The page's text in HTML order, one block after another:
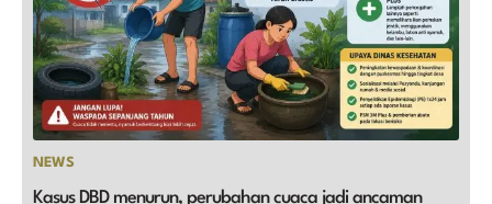
NEWS
Kasus DBD menurun, perubahan cuaca jadi ancaman